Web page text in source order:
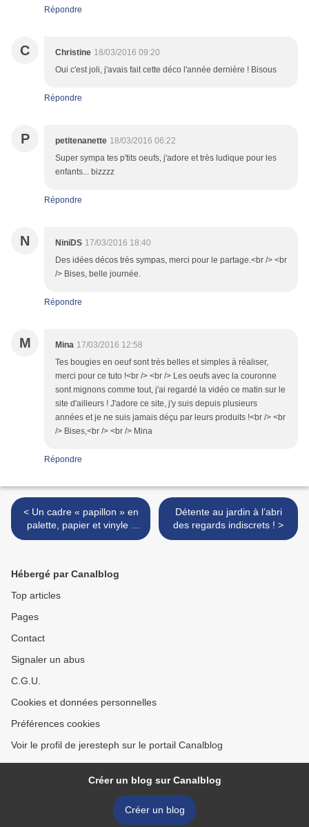
Répondre
C Christine 18/03/2016 09:20
Oui c'est joli, j'avais fait cette déco l'année dernière ! Bisous
Répondre
P petitenanette 18/03/2016 06:22
Super sympa tes p'tits oeufs, j'adore et très ludique pour les
enfants... bizzzz
Répondre
N NiniDS 17/03/2016 18:40
Des idées décos très sympas, merci pour le partage.<br /> <br
/> Bises, belle journée.
Répondre
M Mina 17/03/2016 12:58
Tes bougies en oeuf sont très belles et simples à réaliser,
merci pour ce tuto !<br /> <br /> Les oeufs avec la couronne
sont mignons comme tout, j'ai regardé la vidéo ce matin sur le
site d'ailleurs ! J'adore ce site, j'y suis depuis plusieurs
années et je ne suis jamais déçu par leurs produits !<br /> <br
/> Bises,<br /> <br /> Mina
Répondre
< Un cadre « papillon » en
palette, papier et vinyle -
100 % plaisir avec la cameo
Détente au jardin à l’abri
des regards indiscrets ! >
Hébergé par Canalblog
Top articles
Pages
Contact
Signaler un abus
C.G.U.
Cookies et données personnelles
Préférences cookies
Voir le profil de jeresteph sur le portail Canalblog
Créer un blog sur Canalblog
Créer un blog